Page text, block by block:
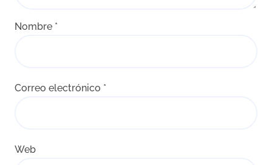
Nombre *
Correo electrónico *
Web